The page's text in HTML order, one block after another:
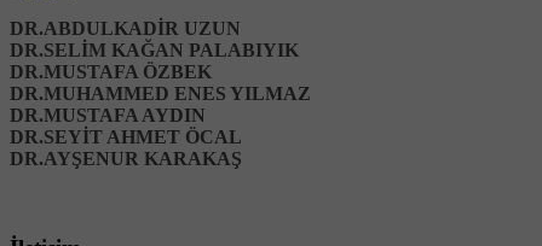
DR.ABDULKADİR UZUN
DR.SELİM KAĞAN PALABIYIK
DR.MUSTAFA ÖZBEK
DR.MUHAMMED ENES YILMAZ
DR.MUSTAFA AYDIN
DR.SEYİT AHMET ÖCAL
DR.AYŞENUR KARAKAŞ